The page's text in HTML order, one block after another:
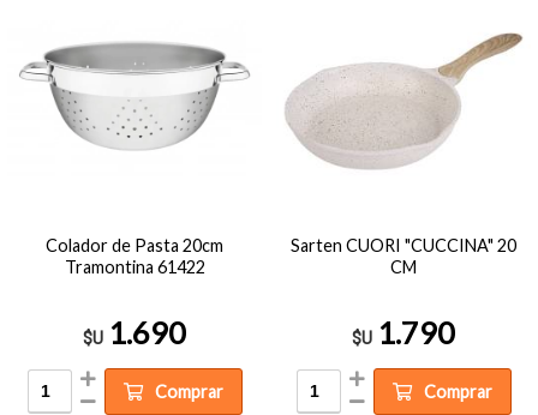
Colador de Pasta 20cm
Tramontina 61422
$U 1.690
Comprar
Sarten CUORI "CUCCINA" 20
CM
$U 1.790
Comprar